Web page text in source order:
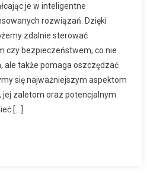
je w inteligentne
rozwiązań. Dzięki
zdalnie sterować
czy bezpieczeństwem, co nie
ale także pomaga oszczędzać
się najważniejszym aspektom
jej zaletom oraz potencjalnym
[…]